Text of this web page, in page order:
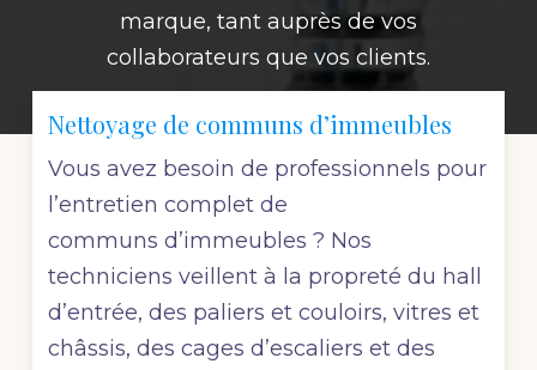
marque, tant auprès de vos
collaborateurs que vos clients.
Nettoyage de communs d’immeubles
Vous avez besoin de professionnels pour
l’entretien complet de
communs d’immeubles ? Nos
techniciens veillent à la propreté du hall
d’entrée, des paliers et couloirs, vitres et
châssis, des cages d’escaliers et des